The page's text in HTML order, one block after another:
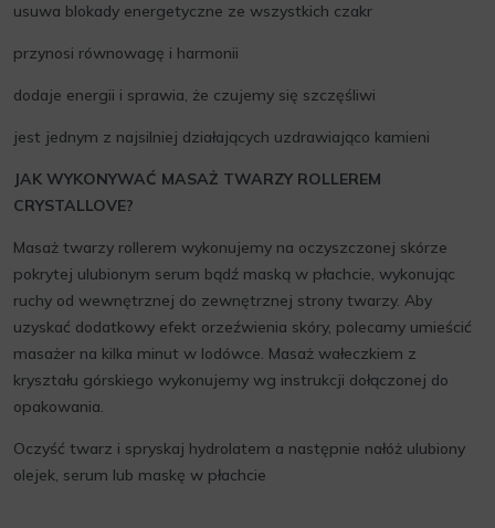
usuwa blokady energetyczne ze wszystkich czakr
przynosi równowagę i harmonii
dodaje energii i sprawia, że czujemy się szczęśliwi
jest jednym z najsilniej działających uzdrawiająco kamieni
JAK WYKONYWAĆ MASAŻ TWARZY ROLLEREM
CRYSTALLOVE?
Masaż twarzy rollerem wykonujemy na oczyszczonej skórze
pokrytej ulubionym serum bądź maską w płachcie, wykonując
ruchy od wewnętrznej do zewnętrznej strony twarzy. Aby
uzyskać dodatkowy efekt orzeźwienia skóry, polecamy umieścić
masażer na kilka minut w lodówce. Masaż wałeczkiem z
kryształu górskiego wykonujemy wg instrukcji dołączonej do
opakowania.
Oczyść twarz i spryskaj hydrolatem a następnie nałóż ulubiony
olejek, serum lub maskę w płachcie